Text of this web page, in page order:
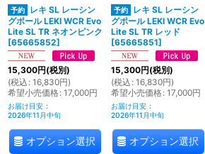
レキ SL レーシン
グポール LEKI WCR Evo
Lite SL TR ネオンピンク
[65665852]
15,300円(税別)
(税込 : 16,830円)
希望小売価格: 17,000円
お届け目安 :
2026年11月中旬
オプション選択
レキ SL レーシン
グポール LEKI WCR Evo
Lite SL TR レッド
[65665851]
15,300円(税別)
(税込 : 16,830円)
希望小売価格: 17,000円
お届け目安 :
2026年11月中旬
オプション選択